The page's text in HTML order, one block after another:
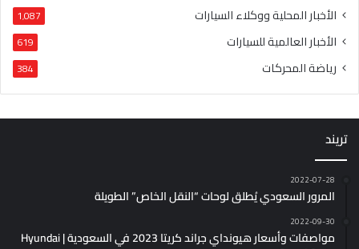
الأخبار المحلية ووكلاء السيارات 1٬087
الأخبار العالمية للسيارات 619
رياضة المحركات 384
تريند
2022-07-28
المرور السعودي يُطلق لوحات “النقل الخاص” الطويلة
2022-09-30
مواصفات وأسعار هيونداي جراند كريتا 2023 في السعودية | Hyundai